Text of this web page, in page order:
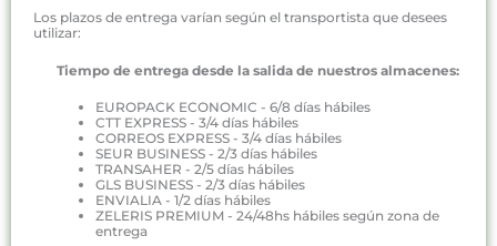
Los plazos de entrega varían según el transportista que desees
utilizar:
Tiempo de entrega desde la salida de nuestros almacenes:
EUROPACK ECONOMIC - 6/8 días hábiles
CTT EXPRESS - 3/4 días hábiles
CORREOS EXPRESS - 3/4 días hábiles
SEUR BUSINESS - 2/3 días hábiles
TRANSAHER - 2/5 días hábiles
GLS BUSINESS - 2/3 días hábiles
ENVIALIA - 1/2 días hábiles
ZELERIS PREMIUM - 24/48hs hábiles según zona de
entrega